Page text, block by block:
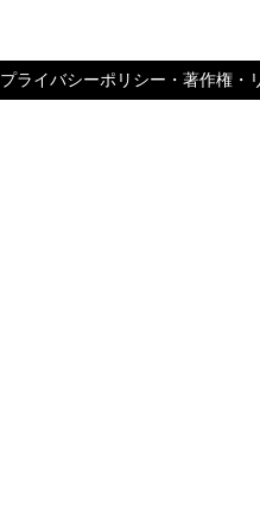
プライバシーポリシー・著作権・